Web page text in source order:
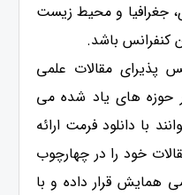
جغرافیا و محیط زیست
کنفرانس باشد.
پذیرای مقالات علمی
حوزه های یاد شده می
با دانلود فرمت ارائه
خود را در چهارچوب
همایش قرار داده و با